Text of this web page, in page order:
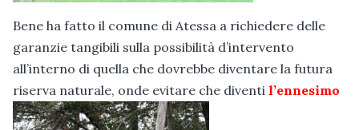
Bene ha fatto il comune di Atessa a richiedere delle
garanzie tangibili sulla possibilità d’intervento
all’interno di quella che dovrebbe diventare la futura
riserva naturale, onde evitare che diventi l’ennesimo